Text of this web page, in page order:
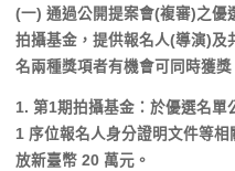
(一) 通過公開提案會(複審)之優
拍攝基金，提供報名人(導演)及
名兩種獎項者有機會可同時獲
1. 第1期拍攝基金：於優選名單
1 序位報名人身分證明文件等
放新臺幣 20 萬元。